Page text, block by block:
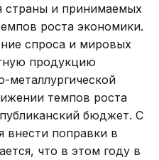
страны и принимаемых
роста экономики.
спроса и мировых
продукцию
металлургической
темпов роста
бюджет. С
внести поправки в
что в этом году в